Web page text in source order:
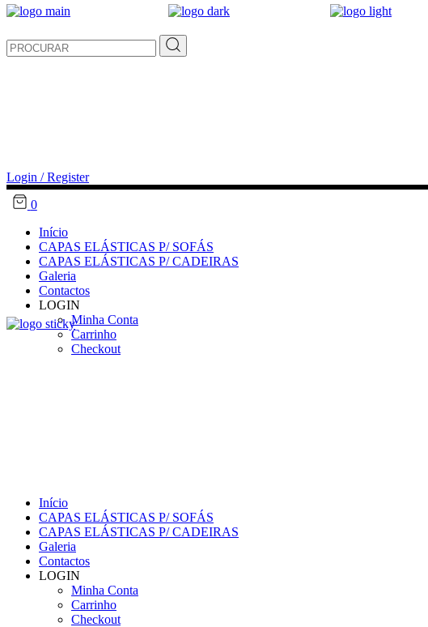
Search
for:
Login / Register
0
Início
CAPAS ELÁSTICAS P/ SOFÁS
CAPAS ELÁSTICAS P/ CADEIRAS
Galeria
Contactos
LOGIN
Minha Conta
Carrinho
Checkout
Início
CAPAS ELÁSTICAS P/ SOFÁS
CAPAS ELÁSTICAS P/ CADEIRAS
Galeria
Contactos
LOGIN
Minha Conta
Carrinho
Checkout